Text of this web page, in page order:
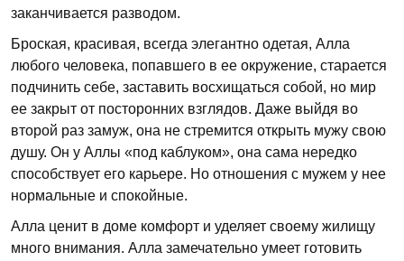
заканчивается разводом.
Броская, красивая, всегда элегантно одетая, Алла
любого человека, попавшего в ее окружение, старается
подчинить себе, заставить восхищаться собой, но мир
ее закрыт от посторонних взглядов. Даже выйдя во
второй раз замуж, она не стремится открыть мужу свою
душу. Он у Аллы «под каблуком», она сама нередко
способствует его карьере. Но отношения с мужем у нее
нормальные и спокойные.
Алла ценит в доме комфорт и уделяет своему жилищу
много внимания. Алла замечательно умеет готовить